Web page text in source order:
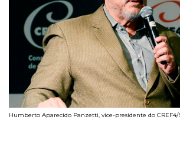
Humberto Aparecido Panzetti, vice-presidente do